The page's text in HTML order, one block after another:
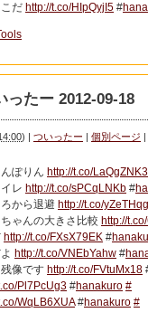
だ http://t.co/HIpQyjI5 #
ったー 2012-09-18
) | ついったー | 個別ページ |
ぽりん http://t.co/LaQgZNK3
レ http://t.co/sPCqLNKb #
から退避 http://t.co/
ゃんの大きさ比較 http://
http://t.co/FXsX79EK #
http://t.co/VNEbYahw #
像です http://t.co/FVtuMx18
Pl7PcUg3 #hanakuro #
WqLB6XUA#hanakuro #